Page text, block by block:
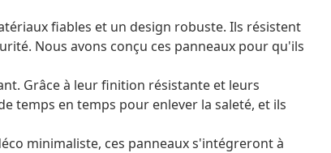
fiables et un design robuste. Ils résistent
Nous avons conçu ces panneaux pour qu'ils
Grâce à leur finition résistante et leurs
temps en temps pour enlever la saleté, et ils
minimaliste, ces panneaux s'intégreront à